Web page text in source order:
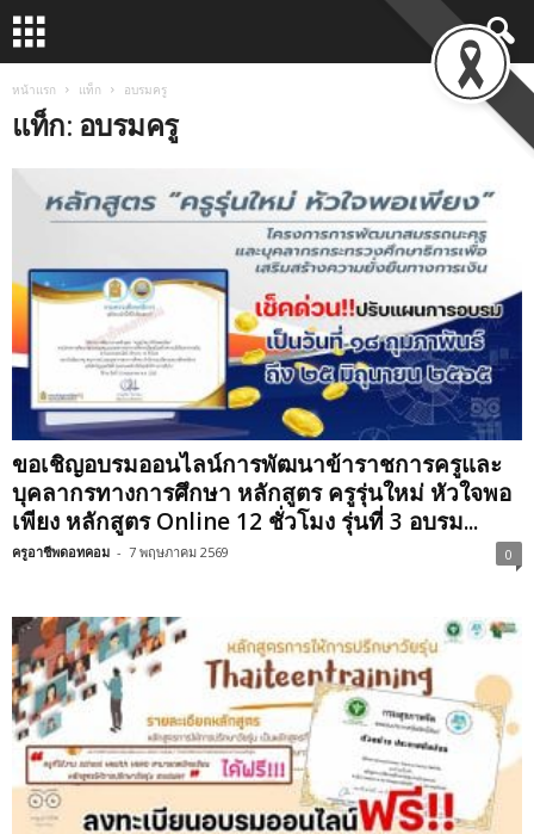
หน้าแรก แท็ก อบรมครู
แท็ก: อบรมครู
ขอเชิญอบรมออนไลน์การพัฒนาข้าราชการครูและ
บุคลากรทางการศึกษา หลักสูตร ครูรุ่นใหม่ หัวใจพอ
เพียง หลักสูตร Online 12 ชั่วโมง รุ่นที่ 3 อบรม...
ครูอาชีพดอทคอม - 7 พฤษภาคม 2569 0